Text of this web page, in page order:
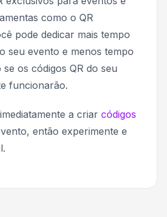
como o QR
pode dedicar mais tempo
seu evento e menos tempo
os códigos QR do seu
funcionarão.
a criar códigos
então experimente e